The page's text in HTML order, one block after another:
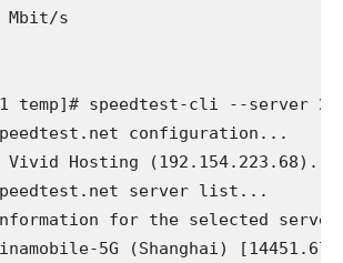
Mbit/s
1 temp]# speedtest-cli --server
configuration...
Vivid Hosting (192.154.223.68)...
server list...
for the selected
5G (Shanghai) [14451.67